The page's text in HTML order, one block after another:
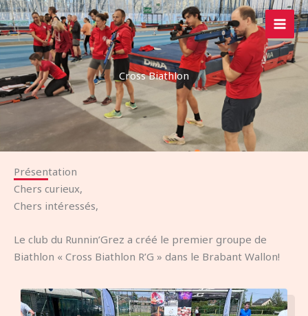
Aller
au
contenu
Cross Biathlon
Présentation
Chers curieux,
Chers intéressés,
Le club du Runnin’Grez a créé le premier groupe de
Biathlon « Cross Biathlon R’G » dans le Brabant Wallon!